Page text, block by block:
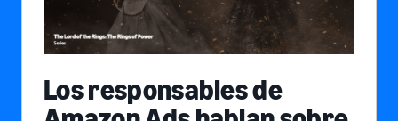
Los responsables de